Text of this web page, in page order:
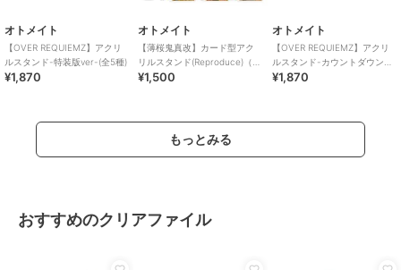
オトメイト
【OVER REQUIEMZ】アクリ
ルスタンド-特装版ver-(全5種)
¥1,870
オトメイト
【薄桜鬼真改】カード型アク
リルスタンド(Reproduce)（ラ
ンダム全6種）
¥1,500
オトメイト
【OVER REQUIEMZ】アクリ
ルスタンド-カウントダウン
ver-(全5種)
¥1,870
もっとみる
おすすめのクリアファイル